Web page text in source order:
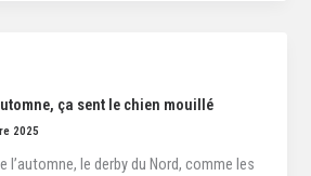
ça sent le chien mouillé
2025
l’automne, le derby du Nord, comme les